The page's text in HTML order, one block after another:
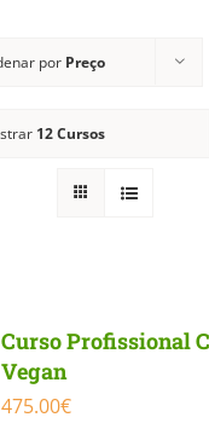
por Preço
12 Cursos
Curso Profissional
Vegan
475.00€